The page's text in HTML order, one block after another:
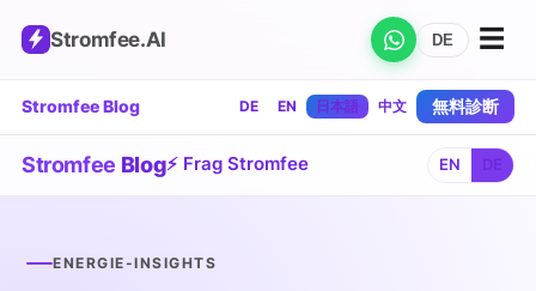
Stromfee.AI DE ☰
Stromfee Blog DE EN 日本語 中文 無料診断
Stromfee Blog⚡ Frag Stromfee EN
ENERGIE-INSIGHTS